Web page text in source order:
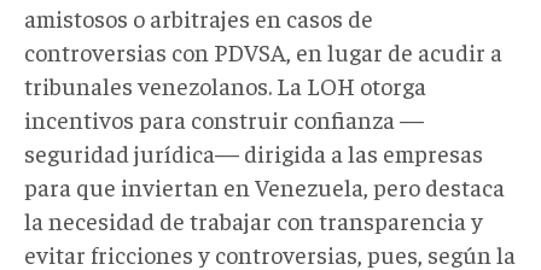
amistosos o arbitrajes en casos de
controversias con PDVSA, en lugar de acudir a
tribunales venezolanos. La LOH otorga
incentivos para construir confianza —
seguridad jurídica— dirigida a las empresas
para que inviertan en Venezuela, pero destaca
la necesidad de trabajar con transparencia y
evitar fricciones y controversias, pues, según la